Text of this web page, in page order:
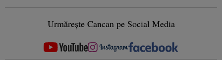
Urmărește Cancan pe Social Media